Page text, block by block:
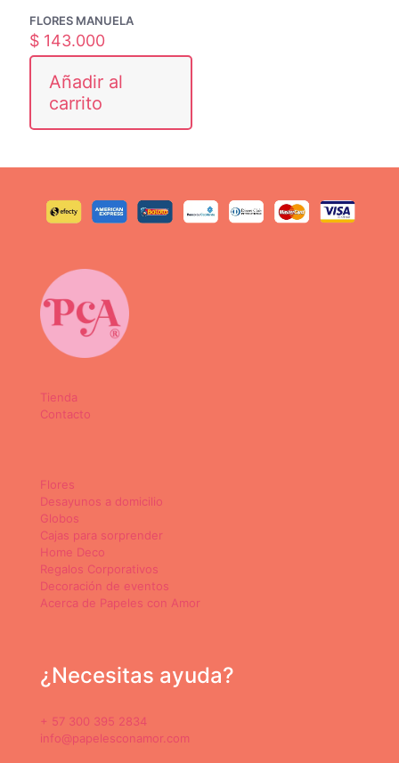
FLORES MANUELA
$ 143.000
Añadir al
carrito
Tienda
Contacto
Flores
Desayunos a domicilio
Globos
Cajas para sorprender
Home Deco
Regalos Corporativos
Decoración de eventos
Acerca de Papeles con Amor
¿Necesitas ayuda?
+ 57 300 395 2834
info@papelesconamor.com